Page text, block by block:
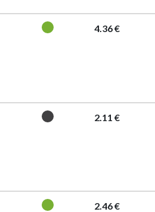
4.36 €
2.11 €
2.46 €